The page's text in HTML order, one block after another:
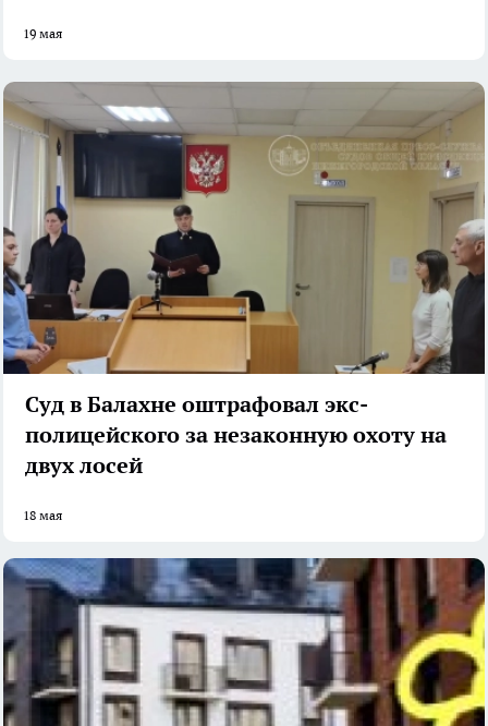
19 мая
Суд в Балахне оштрафовал экс-
полицейского за незаконную охоту на
двух лосей
18 мая